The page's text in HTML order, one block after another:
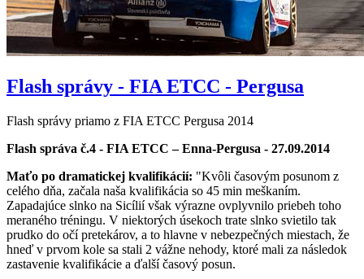
Flash správy - FIA ETCC - Pergusa
Flash správy priamo z FIA ETCC Pergusa 2014
Flash správa č.4 - FIA ETCC – Enna-Pergusa - 27.09.2014
Maťo po dramatickej kvalifikácií: "Kvôli časovým posunom z
celého dňa, začala naša kvalifikácia so 45 min meškaním.
Zapadajúce slnko na Sicílií však výrazne ovplyvnilo priebeh toho
meraného tréningu. V niektorých úsekoch trate slnko svietilo tak
prudko do očí pretekárov, a to hlavne v nebezpečných miestach, že
hneď v prvom kole sa stali 2 vážne nehody, ktoré mali za následok
zastavenie kvalifikácie a ďalší časový posun.